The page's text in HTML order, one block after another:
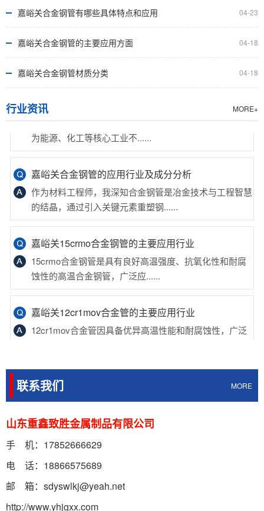
嘉峪关合金钢管有哪些具体特点和应用 04-23
嘉峪关合金钢管的主要应用方面 04-18
嘉峪关合金钢管材质分类 04-18
行业资讯 MORE+
嘉峪关合金钢管的细分材质有哪些
用，其细分材质包括含如q345b......
嘉峪关12cr1mov合金管的主要应用行业
历经千锤百炼的12cr1mov合金管凭借优异高温性能，成
为能源、化工等核心工业不......
嘉峪关合金钢管的应用行业及成分分析
作为材料工程师，我深知合金钢管是冶金技术与工程智慧
的结晶，通过引入关键元素重塑钢......
嘉峪关15crmo合金钢管的主要应用行业
15crmo合金钢管是具有良好高温强度、抗氧化性和耐腐
蚀性的高温合金钢管，广泛应......
嘉峪关12cr1mov合金管的主要应用行业
12cr1mov合金管因具备优异高温性能和耐腐蚀性，广泛
应用于发电、石油化工、机......
35crmo合金钢管广泛应用于石油天然气、化工、电力、
机械制造、汽车、航空航天等......
嘉峪关16mn合金钢管生产工艺
16mn合金钢管生产工艺因用途、规格、材质等因素而
异，一般包括原材料准备、管坯制......
联系我们 MORE
山东重鑫致胜金属制品有限公司
手 机：17852666629
电 话：18866575689
邮 箱：sdyswlkj@yeah.net
http://www.yhjgxx.com